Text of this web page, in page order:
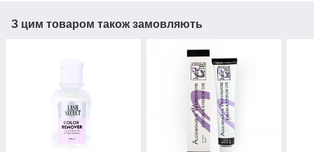
З цим товаром також замовляють